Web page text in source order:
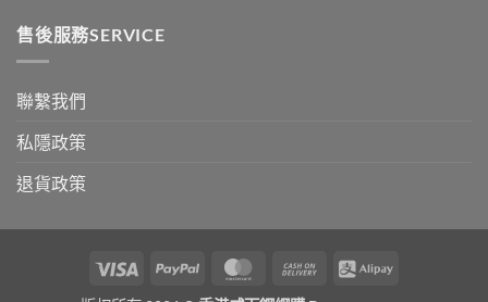
售後服務SERVICE
聯繫我們
私隱政策
退貨政策
Visa PayPal MasterCardCash
Alipay